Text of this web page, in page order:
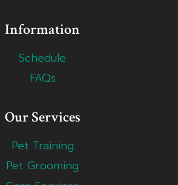
Information
Schedule
FAQs
Our Services
Pet Training
Pet Grooming